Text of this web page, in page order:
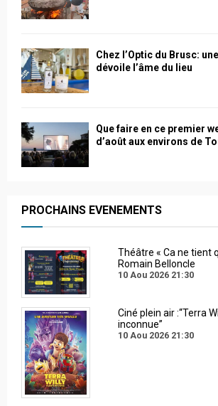
Chez l’Optic du Brusc:
dévoile l’âme du lieu
Que faire en ce premier
d’août aux environs de
PROCHAINS EVENEMENTS
Théâtre « Ca ne tient
Romain Belloncle
10 Aou 2026 21:30
Ciné plein air :“Terra
inconnue”
10 Aou 2026 21:30